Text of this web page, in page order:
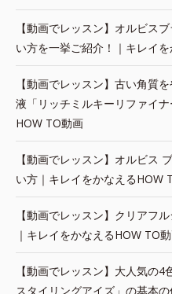
【動画でレッスン】オルビス
い方を一挙ご紹介！｜キレイ
【動画でレッスン】古い角質
液「リッチミルキーリファイ
HOW TO動画
【動画でレッスン】オルビス
い方｜キレイをかなえるHOW
【動画でレッスン】クリアフ
｜キレイをかなえるHOW TO
【動画でレッスン】大人気の
スタイリングアイズ」の基本